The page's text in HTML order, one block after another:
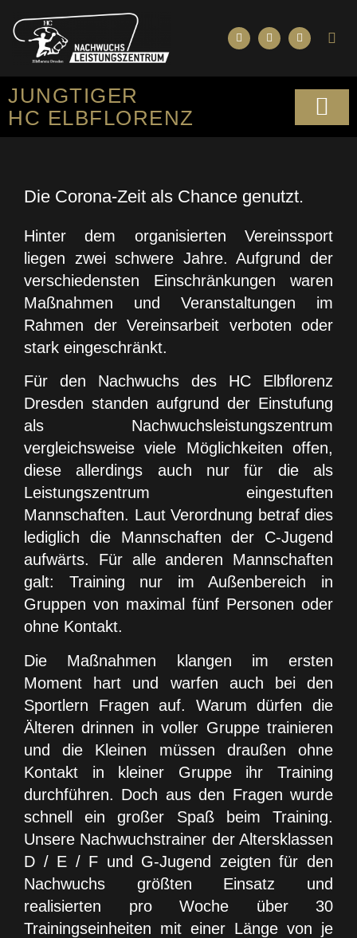
JUNGTIGER
HC ELBFLORENZ
Die Corona-Zeit als Chance genutzt.
Hinter dem organisierten Vereinssport
liegen zwei schwere Jahre. Aufgrund der
verschiedensten Einschränkungen waren
Maßnahmen und Veranstaltungen im
Rahmen der Vereinsarbeit verboten oder
stark eingeschränkt.
Für den Nachwuchs des HC Elbflorenz
Dresden standen aufgrund der Einstufung
als Nachwuchsleistungszentrum
vergleichsweise viele Möglichkeiten offen,
diese allerdings auch nur für die als
Leistungszentrum eingestuften
Mannschaften. Laut Verordnung betraf dies
lediglich die Mannschaften der C-Jugend
aufwärts. Für alle anderen Mannschaften
galt: Training nur im Außenbereich in
Gruppen von maximal fünf Personen oder
ohne Kontakt.
Die Maßnahmen klangen im ersten
Moment hart und warfen auch bei den
Sportlern Fragen auf. Warum dürfen die
Älteren drinnen in voller Gruppe trainieren
und die Kleinen müssen draußen ohne
Kontakt in kleiner Gruppe ihr Training
durchführen. Doch aus den Fragen wurde
schnell ein großer Spaß beim Training.
Unsere Nachwuchstrainer der Altersklassen
D / E / F und G-Jugend zeigten für den
Nachwuchs größten Einsatz und
realisierten pro Woche über 30
Trainingseinheiten mit einer Länge von je